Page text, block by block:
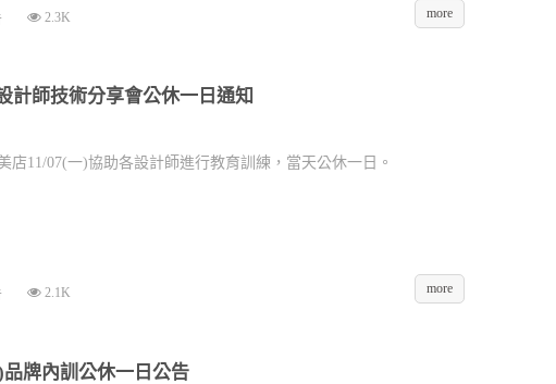
2.3K more
計師技術分享會公休一日通知
店11/07(一)協助各設計師進行教育訓練，當天公休一日。
2.1K more
品牌內訓公休一日公告